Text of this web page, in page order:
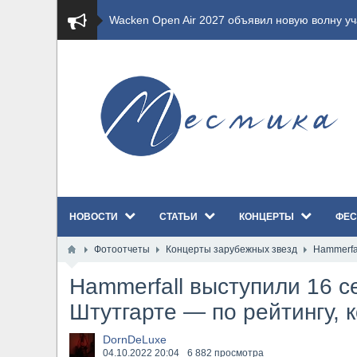
​Wacken Open Air 2027 объявил новую волну
​Wacken Open Air 2026 полностью распродан
GHOST возвращаются на большие экраны с
​Wacken Open Air 2026: открыт новый портал
Всероссийский рок-фестиваль HAMMER FEST
XANDRIA представили новый сингл под
НОВОСТИ СТАТЬИ КОНЦЕРТЫ
Фотоотчеты Концерты зарубежных звезд
Hammerfall выступили 16
Штутгарте — по рейтингу,
DornDeLuxe
04.10.2022 20:04 6 882 просмотра